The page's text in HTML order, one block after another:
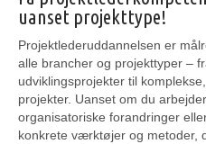
uanset projekttype!
Projektlederuddannelsen er
alle brancher og projekttyper –
udviklingsprojekter til
projekter. Uanset om du
organisatoriske forandringer
konkrete værktøjer og metoder,